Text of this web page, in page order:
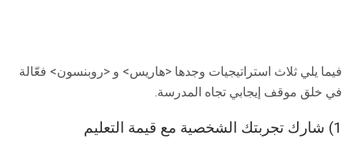
فيما يلي ثلاث استراتيجيات وجدها <هاريس> و <روبنسون> فعّالة
في خلق موقف إيجابي تجاه المدرسة.
1) شارك تجربتك الشخصية مع قيمة التعليم